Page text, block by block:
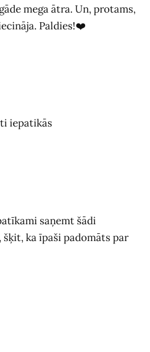
mega ātra. Un, protams,
Paldies!❤️
iepatikās
saņemt šādi
ka īpaši padomāts par